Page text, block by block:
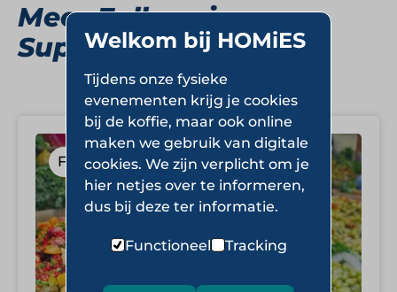
Meer Fullservice
Supermarkten
Fullservice Supermarkten
Welkom bij HOMiES
Tijdens onze fysieke
evenementen krijg je cookies
bij de koffie, maar ook online
maken we gebruik van digitale
cookies. We zijn verplicht om je
hier netjes over te informeren,
dus bij deze ter informatie.
Functioneel Tracking